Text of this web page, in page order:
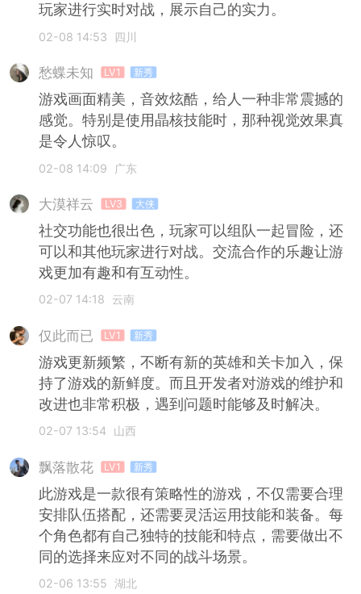
玩家进行实时对战，展示自己的实力。
02-08 14:53 四川
愁蝶未知 LV1 新秀
游戏画面精美，音效炫酷，给人一种非常震撼的
感觉。特别是使用晶核技能时，那种视觉效果真
是令人惊叹。
02-08 14:09 广东
大漠祥云 LV3 大侠
社交功能也很出色，玩家可以组队一起冒险，还
可以和其他玩家进行对战。交流合作的乐趣让游
戏更加有趣和有互动性。
02-07 14:18 云南
仅此而已 LV1 新秀
游戏更新频繁，不断有新的英雄和关卡加入，保
持了游戏的新鲜度。而且开发者对游戏的维护和
改进也非常积极，遇到问题时能够及时解决。
02-07 13:54 山西
飘落散花 LV1 新秀
此游戏是一款很有策略性的游戏，不仅需要合理
安排队伍搭配，还需要灵活运用技能和装备。每
个角色都有自己独特的技能和特点，需要做出不
同的选择来应对不同的战斗场景。
02-06 13:55 湖北